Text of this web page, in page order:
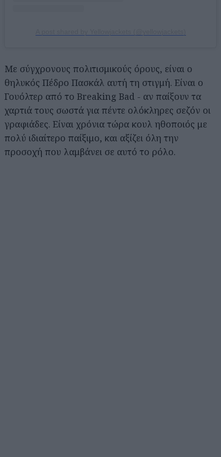
Με σύγχρονους πολιτισμικούς όρους, είναι ο
θηλυκός Πέδρο Πασκάλ αυτή τη στιγμή. Είναι ο
Γουόλτερ από το Breaking Bad - αν παίξουν τα
χαρτιά τους σωστά για πέντε ολόκληρες σεζόν οι
γραφιάδες. Είναι χρόνια τώρα κουλ ηθοποιός με
πολύ ιδιαίτερο παίξιμο, και αξίζει όλη την
προσοχή που λαμβάνει σε αυτό το ρόλο.